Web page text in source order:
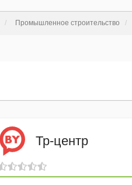
Промышленное строительство
Тр-центр